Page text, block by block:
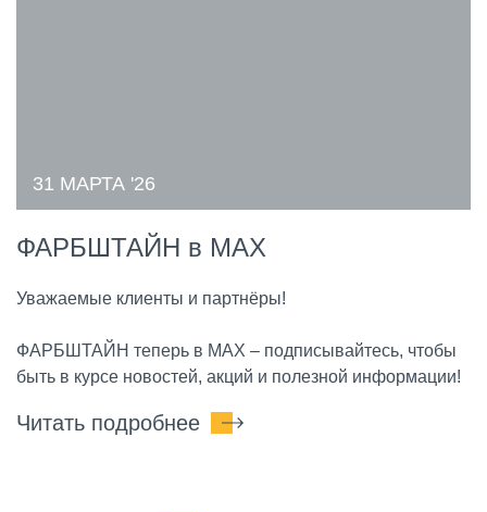
31 МАРТА '26
ФАРБШТАЙН в МАХ
Уважаемые клиенты и партнёры!
ФАРБШТАЙН теперь в MAX – подписывайтесь, чтобы
быть в курсе новостей, акций и полезной информации!
Читать подробнее